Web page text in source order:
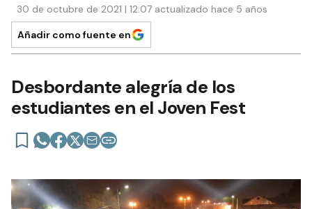
30 de octubre de 2021 | 12:07 actualizado hace 5 años
Añadir como fuente en
Desbordante alegría de los
estudiantes en el Joven Fest